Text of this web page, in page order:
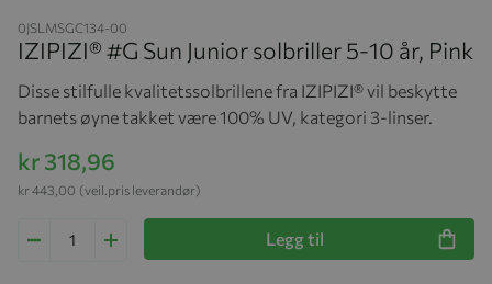
0JSLMSGC134-00
IZIPIZI® #G Sun Junior solbriller 5-10 år, Pink
Disse stilfulle kvalitetssolbrillene fra IZIPIZI® vil beskytte
barnets øyne takket være 100% UV, kategori 3-linser.
kr 318,96
(veil.pris leverandør)
kr 443,00
Legg til